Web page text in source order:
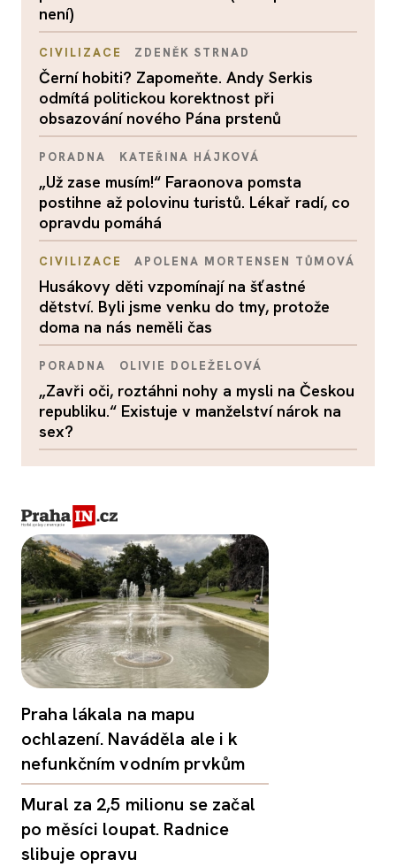
není)
CIVILIZACE ZDENĚK STRNAD
Černí hobiti? Zapomeňte. Andy Serkis
odmítá politickou korektnost při
obsazování nového Pána prstenů
PORADNA KATEŘINA HÁJKOVÁ
„Už zase musím!“ Faraonova pomsta
postihne až polovinu turistů. Lékař radí, co
opravdu pomáhá
CIVILIZACE APOLENA MORTENSEN TŮMOVÁ
Husákovy děti vzpomínají na šťastné
dětství. Byli jsme venku do tmy, protože
doma na nás neměli čas
PORADNA OLIVIE DOLEŽELOVÁ
„Zavři oči, roztáhni nohy a mysli na Českou
republiku.“ Existuje v manželství nárok na
sex?
Praha lákala na mapu
ochlazení. Naváděla ale i k
nefunkčním vodním prvkům
Mural za 2,5 milionu se začal
po měsíci loupat. Radnice
slibuje opravu